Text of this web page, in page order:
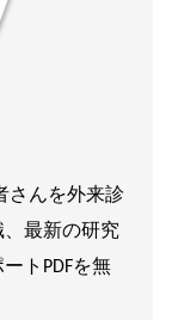
さんを外来診
最新の研究
トPDFを無